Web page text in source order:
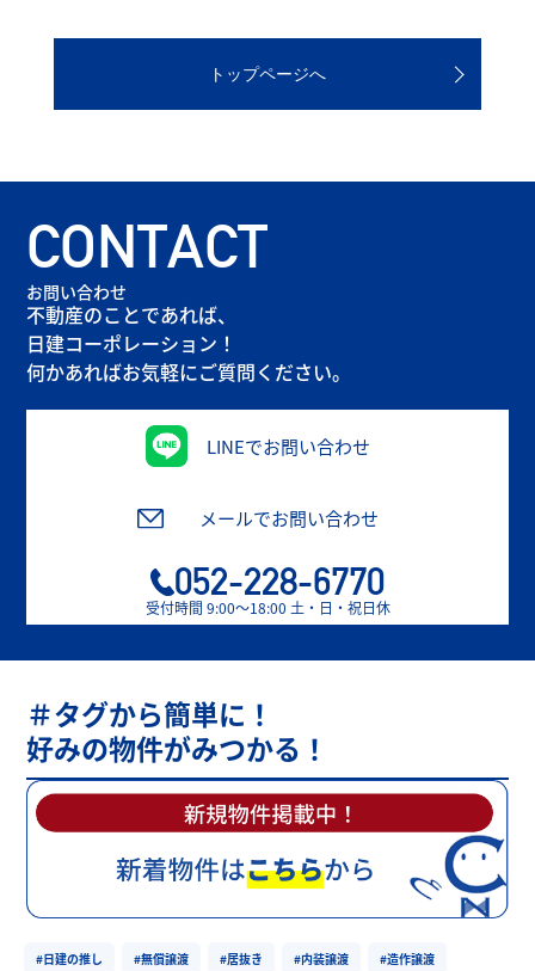
トップページへ
CONTACT
お問い合わせ
不動産のことであれば、
日建コーポレーション！
何かあればお気軽にご質問ください。
LINEでお問い合わせ
メールでお問い合わせ
052-228-6770
受付時間 9:00〜18:00 土・日・祝日休
＃タグから簡単に！
好みの物件がみつかる！
#日建の推し #無償譲渡 #居抜き #内装譲渡 #造作譲渡